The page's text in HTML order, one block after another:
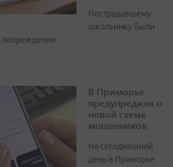
Пострадавшему
школьнику были
В Приморье
предупредили о
новой схеме
мошенников
На сегодняшний
день в Приморье